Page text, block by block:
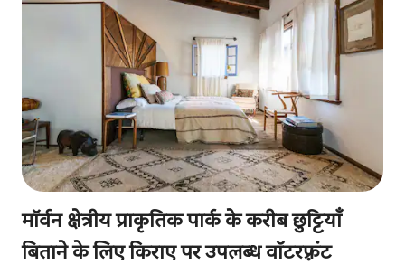
मॉर्वन क्षेत्रीय प्राकृतिक पार्क के करीब छुट्टियाँ
बिताने के लिए किराए पर उपलब्ध वॉटरफ़्रंट